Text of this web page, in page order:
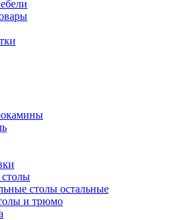
столы остальные
и трюмо